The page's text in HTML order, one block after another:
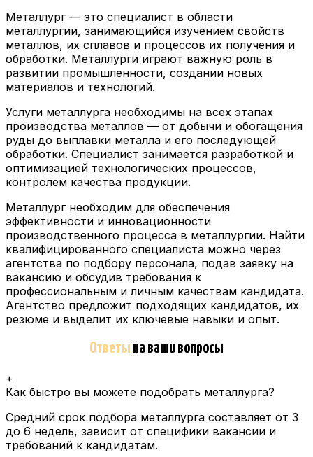
Металлург — это специалист в области
металлургии, занимающийся изучением свойств
металлов, их сплавов и процессов их получения и
обработки. Металлурги играют важную роль в
развитии промышленности, создании новых
материалов и технологий.
Услуги металлурга необходимы на всех этапах
производства металлов — от добычи и обогащения
руды до выплавки металла и его последующей
обработки. Специалист занимается разработкой и
оптимизацией технологических процессов,
контролем качества продукции.
Металлург необходим для обеспечения
эффективности и инновационности
производственного процесса в металлургии. Найти
квалифицированного специалиста можно через
агентства по подбору персонала, подав заявку на
вакансию и обсудив требования к
профессиональным и личным качествам кандидата.
Агентство предложит подходящих кандидатов, их
резюме и выделит их ключевые навыки и опыт.
Ответы на ваши вопросы
+
Как быстро вы можете подобрать металлурга?
Средний срок подбора металлурга составляет от 3
до 6 недель, зависит от специфики вакансии и
требований к кандидатам.